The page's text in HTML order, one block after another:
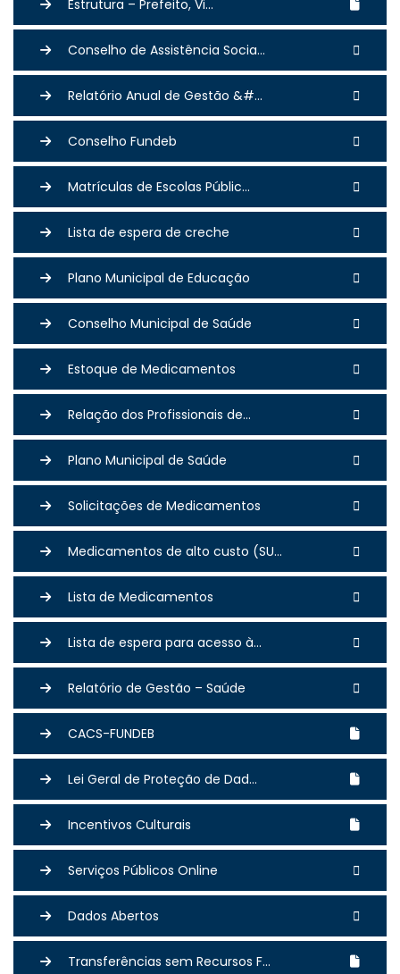
Estrutura – Prefeito, Vi...
Conselho de Assistência Socia...
Relatório Anual de Gestão &#...
Conselho Fundeb
Matrículas de Escolas Públic...
Lista de espera de creche
Plano Municipal de Educação
Conselho Municipal de Saúde
Estoque de Medicamentos
Relação dos Profissionais de...
Plano Municipal de Saúde
Solicitações de Medicamentos
Medicamentos de alto custo (SU...
Lista de Medicamentos
Lista de espera para acesso à...
Relatório de Gestão – Saúde
CACS-FUNDEB
Lei Geral de Proteção de Dad...
Incentivos Culturais
Serviços Públicos Online
Dados Abertos
Transferências sem Recursos F...